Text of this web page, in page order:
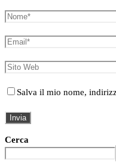
Salva il mio nome,
Cerca